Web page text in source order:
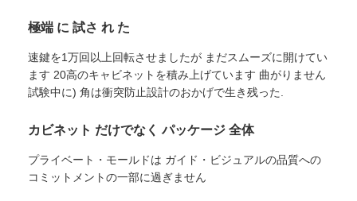
極端 に 試さ れ た
速鍵を1万回以上回転させましたが まだスムーズに開けてい
ます 20高のキャビネットを積み上げています 曲がりません
試験中に) 角は衝突防止設計のおかげで生き残った.
カビネット だけでなく パッケージ 全体
プライベート・モールドは ガイド・ビジュアルの品質への
コミットメントの一部に過ぎません